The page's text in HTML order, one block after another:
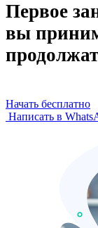
Первое
вы
Начать бесплатно
Написать в